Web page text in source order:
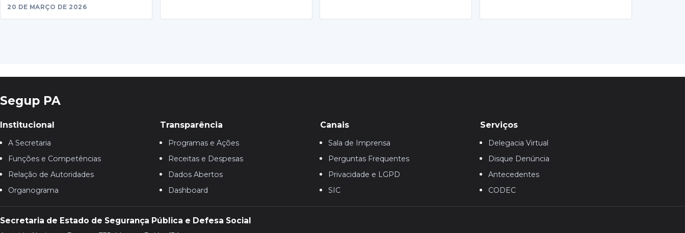
20 DE MARÇO DE 2026
Segup PA
Institucional
A Secretaria
Funções e Competências
Relação de Autoridades
Organograma
Transparência
Programas e Ações
Receitas e Despesas
Dados Abertos
Dashboard
Canais
Sala de Imprensa
Perguntas Frequentes
Privacidade e LGPD
SIC
Serviços
Delegacia Virtual
Disque Denúncia
Antecedentes
CODEC
Secretaria de Estado de Segurança Pública e Defesa Social